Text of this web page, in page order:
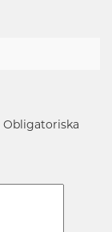
Obligatoriska